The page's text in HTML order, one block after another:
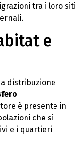
tra i loro siti
e
distribuzione
è presente in
che si
e i quartieri